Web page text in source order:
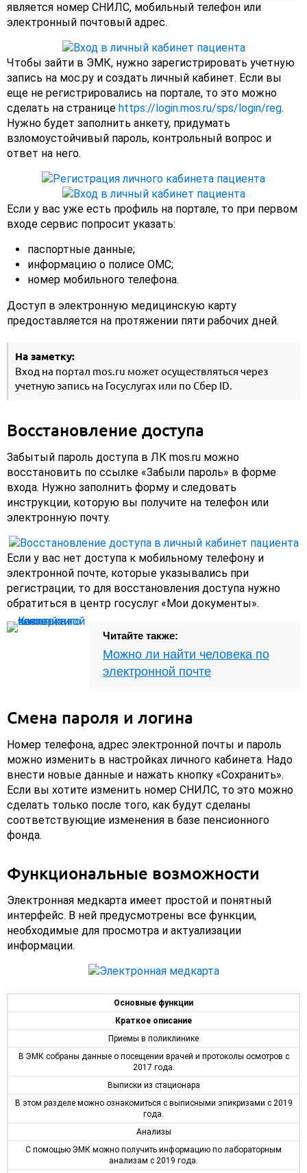
является номер СНИЛС, мобильный телефон или
электронный почтовый адрес.
Чтобы зайти в ЭМК, нужно зарегистрировать учетную
запись на мос.ру и создать личный кабинет. Если вы
еще не регистрировались на портале, то это можно
сделать на странице https://login.mos.ru/sps/login/reg.
Нужно будет заполнить анкету, придумать
взломоустойчивый пароль, контрольный вопрос и
ответ на него.
Если у вас уже есть профиль на портале, то при первом
входе сервис попросит указать:
паспортные данные;
информацию о полисе ОМС;
номер мобильного телефона.
Доступ в электронную медицинскую карту
предоставляется на протяжении пяти рабочих дней.
На заметку:
Вход на портал mos.ru может осуществляться через
учетную запись на Госуслугах или по Сбер ID.
Восстановление доступа
Забытый пароль доступа в ЛК mos.ru можно
восстановить по ссылке «Забыли пароль» в форме
входа. Нужно заполнить форму и следовать
инструкции, которую вы получите на телефон или
электронную почту.
Если у вас нет доступа к мобильному телефону и
электронной почте, которые указывались при
регистрации, то для восстановления доступа нужно
обратиться в центр госуслуг «Мои документы».
Читайте также:
Можно ли найти человека по
электронной почте
Смена пароля и логина
Номер телефона, адрес электронной почты и пароль
можно изменить в настройках личного кабинета. Надо
внести новые данные и нажать кнопку «Сохранить».
Если вы хотите изменить номер СНИЛС, то это можно
сделать только после того, как будут сделаны
соответствующие изменения в базе пенсионного
фонда.
Функциональные возможности
Электронная медкарта имеет простой и понятный
интерфейс. В ней предусмотрены все функции,
необходимые для просмотра и актуализации
информации.
Основные функции
Краткое описание
Приемы в поликлинике
В ЭМК собраны данные о посещении врачей и протоколы осмотров с
2017 года.
Выписки из стационара
В этом разделе можно ознакомиться с выписными эпикризами с 2019
года.
Анализы
С помощью ЭМК можно получить информацию по лабораторным
анализам с 2019 года.